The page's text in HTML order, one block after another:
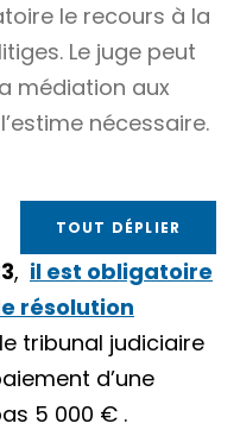
le recours à la
Le juge peut
médiation aux
nécessaire.
TOUT DÉPLIER
, il est obligatoire
résolution
tribunal judiciaire
d’une
5 000 € .